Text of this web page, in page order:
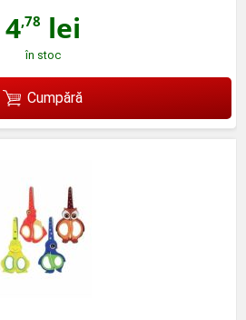
4,78 lei
în stoc
Cumpără